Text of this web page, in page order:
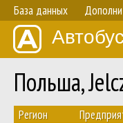
База данных
Польша,
Регион